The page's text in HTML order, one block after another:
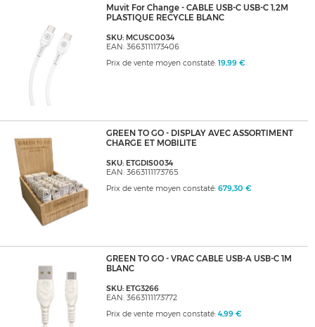
Muvit For Change - CABLE USB-C USB-C 1,2M
PLASTIQUE RECYCLE BLANC
SKU: MCUSC0034
EAN: 3663111173406
Prix de vente moyen constaté: 19,99 €
GREEN TO GO - DISPLAY AVEC ASSORTIMENT
CHARGE ET MOBILITE
SKU: ETGDIS0034
EAN: 3663111173765
Prix de vente moyen constaté: 679,30 €
GREEN TO GO - VRAC CABLE USB-A USB-C 1M
BLANC
SKU: ETG3266
EAN: 3663111173772
Prix de vente moyen constaté: 4,99 €